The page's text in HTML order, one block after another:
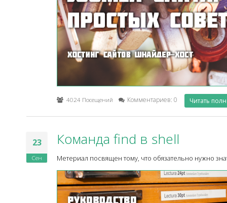
4024 Посещений Комментариев: 0 Читать
23
Сен
Команда find в shell
Метериал посвящен тому, что обязательно нужно